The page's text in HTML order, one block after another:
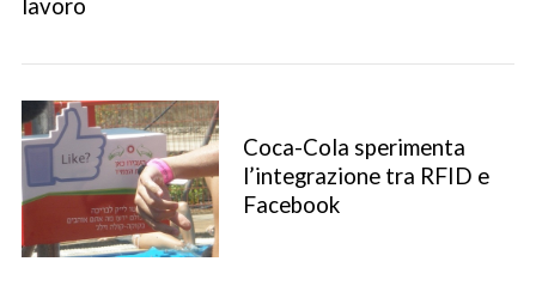
lavoro
Coca-Cola sperimenta
l’integrazione tra RFID e
Facebook